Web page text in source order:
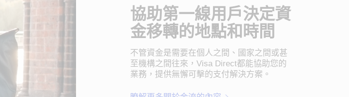
協助第一線用戶決定資
金移轉的地點和時間
不管資金是需要在個人之間、國家之間或甚
至機構之間往來，Visa Direct都能協助您的
業務，提供無懈可擊的支付解決方案。